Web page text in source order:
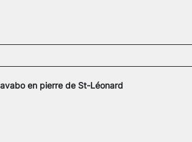
en pierre de St-Léonard